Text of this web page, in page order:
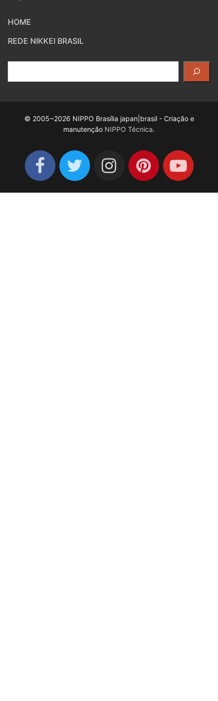
HOME
REDE NIKKEI BRASIL
© 2005~2026 NIPPO Brasília japan|brasil - Criação e
manutenção NIPPO Técnica.